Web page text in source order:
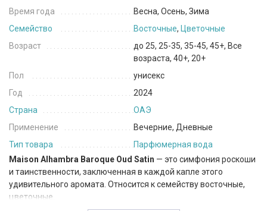
Время года
Весна, Осень, Зима
Семейство
Восточные, Цветочные
Возраст
до 25, 25-35, 35-45, 45+, Все
возраста, 40+, 20+
Пол
унисекс
Год
2024
Страна
ОАЭ
Применение
Вечерние, Дневные
Тип товара
Парфюмерная вода
Maison Alhambra Baroque Oud Satin — это симфония роскоши
и таинственности, заключенная в каждой капле этого
удивительного аромата. Относится к семейству восточные,
цветочные.